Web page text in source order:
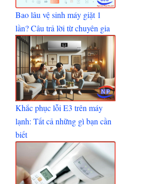
Bao lâu vệ sinh máy giặt 1
lần? Câu trả lời từ chuyên gia
Khắc phục lỗi E3 trên máy
lạnh: Tất cả những gì bạn cần
biết